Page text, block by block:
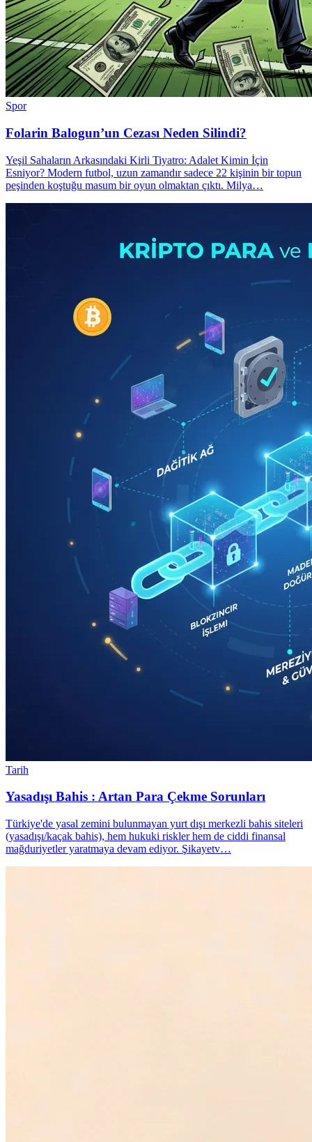
Spor
Folarin Balogun’un Cezası Neden Silindi?
Yeşil Sahaların Arkasındaki Kirli Tiyatro: Adalet Kimin İçin
Esniyor? Modern futbol, uzun zamandır sadece 22 kişinin bir topun
peşinden koştuğu masum bir oyun olmaktan çıktı. Milya…
Tarih
Yasadışı Bahis : Artan Para Çekme Sorunları
Türkiye'de yasal zemini bulunmayan yurt dışı merkezli bahis siteleri
(yasadışı/kaçak bahis), hem hukuki riskler hem de ciddi finansal
mağduriyetler yaratmaya devam ediyor. Şikayetv…